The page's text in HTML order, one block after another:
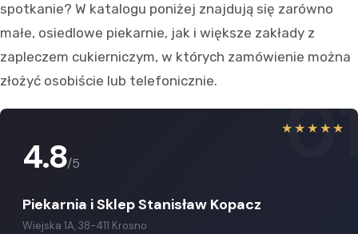
spotkanie? W katalogu poniżej znajdują się zarówno
małe, osiedlowe piekarnie, jak i większe zakłady z
zapleczem cukierniczym, w których zamówienie można
złożyć osobiście lub telefonicznie.
★★★★★
4.8/5
Piekarnia i Sklep Stanisław Kopacz
Wiejska 1A, 38-411 Krosno